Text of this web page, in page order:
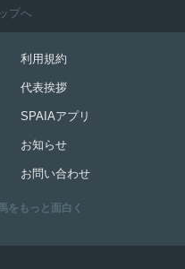
プへ
利用規約
代表挨拶
SPAIAアプリ
お知らせ
お問い合わせ
をもっと面白く